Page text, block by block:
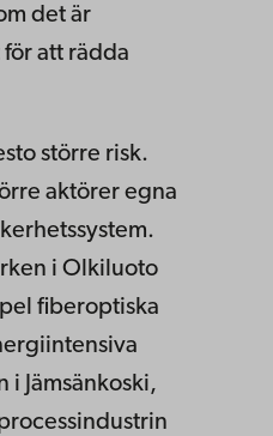
det är
att rädda
större risk.
aktörer egna
i Olkiluoto
fiberoptiska
Jämsänkoski,